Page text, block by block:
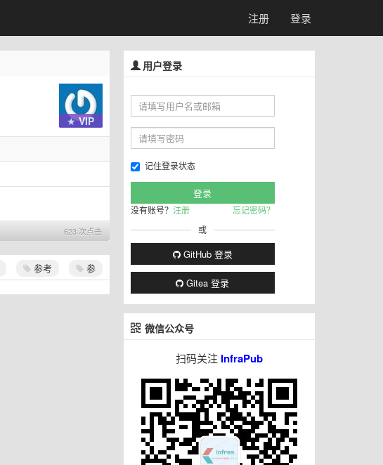
注册 登录
★ VIP
623 次点击
参考 参
用户登录
记住登录状态
没有账号？ 注册
忘记密码？
或
GitHub 登录
Gitea 登录
微信公众号
扫码关注 InfraPub